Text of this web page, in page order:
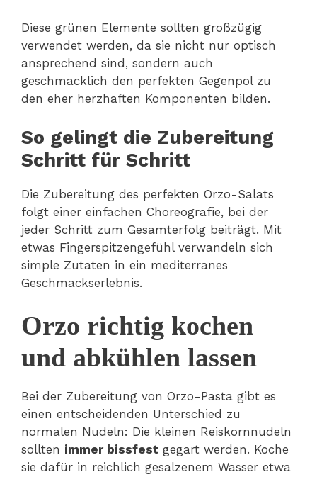
Diese grünen Elemente sollten großzügig
verwendet werden, da sie nicht nur optisch
ansprechend sind, sondern auch
geschmacklich den perfekten Gegenpol zu
den eher herzhaften Komponenten bilden.
So gelingt die Zubereitung
Schritt für Schritt
Die Zubereitung des perfekten Orzo-Salats
folgt einer einfachen Choreografie, bei der
jeder Schritt zum Gesamterfolg beiträgt. Mit
etwas Fingerspitzengefühl verwandeln sich
simple Zutaten in ein mediterranes
Geschmackserlebnis.
Orzo richtig kochen
und abkühlen lassen
Bei der Zubereitung von Orzo-Pasta gibt es
einen entscheidenden Unterschied zu
normalen Nudeln: Die kleinen Reiskornnudeln
sollten immer bissfest gegart werden. Koche
sie dafür in reichlich gesalzenem Wasser etwa